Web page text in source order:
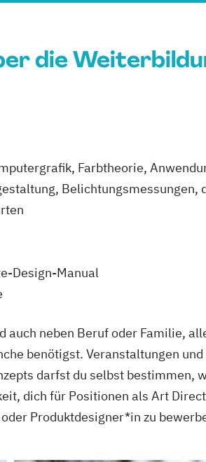
die
Farbtheorie,
Design-Manual
neben Beruf oder Familie,
benötigst. Veranstaltungen
darfst du selbst bestimmen,
dich für Positionen als Art
Produktdesigner*in zu